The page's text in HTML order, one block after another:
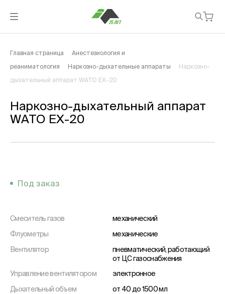
Главная страница Анестезиология и
реаниматология Наркозно-дыхательные аппараты Наркозно-
дыхательный аппарат WATO EX-20
Наркозно-дыхательный аппарат
WATO EX-20
Под заказ
Смеситель газов
механический
Флуометры
механические
Вентилятор
пневматический, работающий
от ЦС газоснабжения
Управление вентилятором
электронное
Дыхательный объем
от 40 до 1500 мл